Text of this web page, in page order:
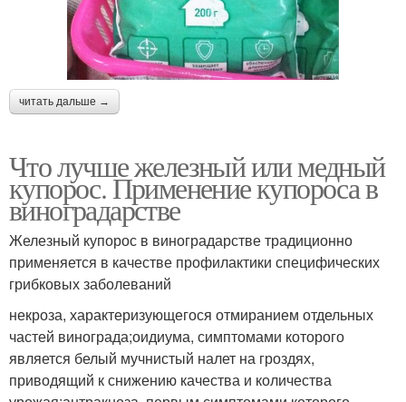
читать дальше →
Что лучше железный или медный
купорос. Применение купороса в
виноградарстве
Железный купорос в виноградарстве традиционно
применяется в качестве профилактики специфических
грибковых заболеваний
некроза, характеризующегося отмиранием отдельных
частей винограда;оидиума, симптомами которого
является белый мучнистый налет на гроздях,
приводящий к снижению качества и количества